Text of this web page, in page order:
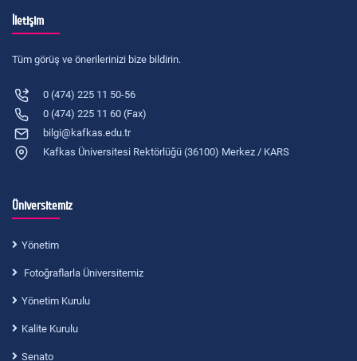
İletişim
Tüm görüş ve önerilerinizi bize bildirin.
0 (474) 225 11 50-56
0 (474) 225 11 60 (Fax)
bilgi@kafkas.edu.tr
Kafkas Üniversitesi Rektörlüğü (36100) Merkez / KARS
Üniversitemiz
Yönetim
Fotoğraflarla Üniversitemiz
Yönetim Kurulu
Kalite Kurulu
Senato